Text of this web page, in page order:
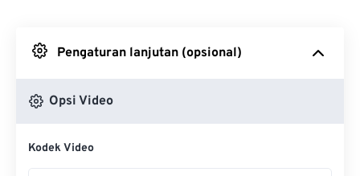
Pengaturan lanjutan (opsional)
Opsi Video
Kodek Video